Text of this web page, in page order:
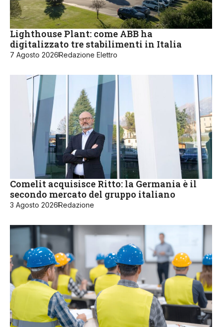
Lighthouse Plant: come ABB ha
digitalizzato tre stabilimenti in Italia
7 Agosto 2026Redazione Elettro
Comelit acquisisce Ritto: la Germania è il
secondo mercato del gruppo italiano
3 Agosto 2026Redazione